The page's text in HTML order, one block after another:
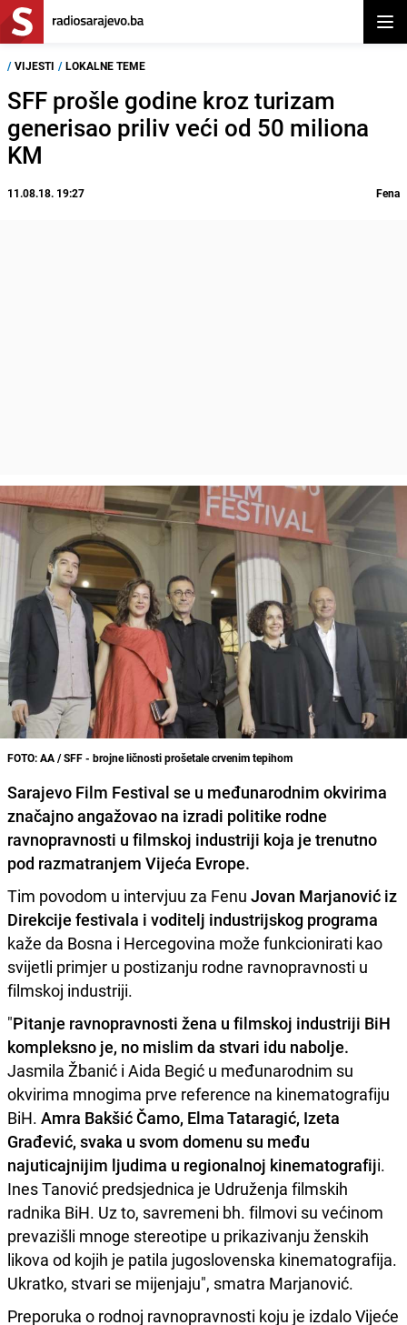
/ VIJESTI / LOKALNE TEME
SFF prošle godine kroz turizam
generisao priliv veći od 50 miliona
KM
11.08.18. 19:27 Fena
FOTO: AA / SFF - brojne ličnosti prošetale crvenim tepihom
Sarajevo Film Festival se u međunarodnim okvirima
značajno angažovao na izradi politike rodne
ravnopravnosti u filmskoj industriji koja je trenutno
pod razmatranjem Vijeća Evrope.
Tim povodom u intervjuu za Fenu Jovan Marjanović iz
Direkcije festivala i voditelj industrijskog programa
kaže da Bosna i Hercegovina može funkcionirati kao
svijetli primjer u postizanju rodne ravnopravnosti u
filmskoj industriji.
"Pitanje ravnopravnosti žena u filmskoj industriji BiH
kompleksno je, no mislim da stvari idu nabolje.
Jasmila Žbanić i Aida Begić u međunarodnim su
okvirima mnogima prve reference na kinematografiju
BiH. Amra Bakšić Čamo, Elma Tataragić, Izeta
Građević, svaka u svom domenu su među
najuticajnijim ljudima u regionalnoj kinematografiji.
Ines Tanović predsjednica je Udruženja filmskih
radnika BiH. Uz to, savremeni bh. filmovi su većinom
prevazišli mnoge stereotipe u prikazivanju ženskih
likova od kojih je patila jugoslovenska kinematografija.
Ukratko, stvari se mijenjaju", smatra Marjanović.
Preporuka o rodnoj ravnopravnosti koju je izdalo Vijeće